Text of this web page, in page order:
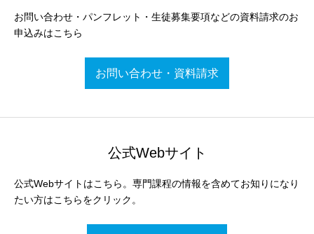
お問い合わせ・パンフレット・生徒募集要項などの資料請求のお
申込みはこちら
お問い合わせ・資料請求
公式Webサイト
公式Webサイトはこちら。専門課程の情報を含めてお知りになり
たい方はこちらをクリック。